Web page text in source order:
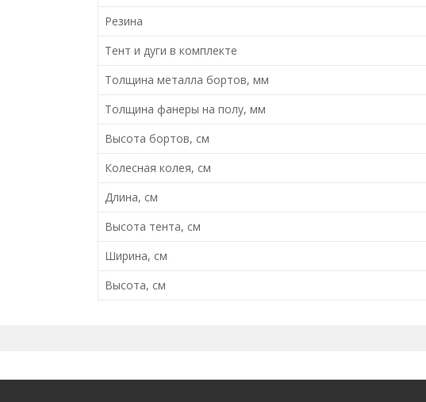
Резина
Тент и дуги в комплекте
Толщина металла бортов, мм
Толщина фанеры на полу, мм
Высота бортов, см
Колесная колея, см
Длина, см
Высота тента, см
Ширина, см
Высота, см